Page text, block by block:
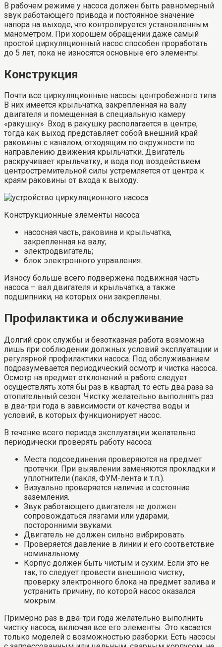
В рабочем режиме у насоса должен быть равномерный
звук работающего привода и постоянное значение
напора на выходе, что контролируется установленным
манометром. При хорошем обращении даже самый
простой циркуляционный насос способен проработать
до 5 лет, пока не износятся основные его элементы.
Конструкция
Почти все циркуляционные насосы центробежного типа.
В них имеется крыльчатка, закрепленная на валу
двигателя и помещенная в специальную камеру
«ракушку». Вход в ракушку располагается в центре,
тогда как выход представляет собой внешний край
раковины с каналом, отходящим по окружности по
направлению движения крыльчатки. Двигатель
раскручивает крыльчатку, и вода под воздействием
центростремительной силы устремляется от центра к
краям раковины от входа к выходу.
Конструкционные элементы насоса:
насосная часть, раковина и крыльчатка,
закрепленная на валу;
электродвигатель;
блок электронного управления.
Износу больше всего подвержена подвижная часть
насоса – вал двигателя и крыльчатка, а также
подшипники, на которых они закреплены.
Профилактика и обслуживание
Долгий срок службы и безотказная работа возможна
лишь при соблюдении должных условий эксплуатации и
регулярной профилактики насоса. Под обслуживанием
подразумевается периодический осмотр и чистка насоса.
Осмотр на предмет отклонений в работе следует
осуществлять хотя бы раз в квартал, то есть два раза за
отопительный сезон. Чистку желательно выполнять раз
в два-три года в зависимости от качества воды и
условий, в которых функционирует насос.
В течение всего периода эксплуатации желательно
периодически проверять работу насоса:
Места подсоединения проверяются на предмет
протечки. При выявлении заменяются прокладки и
уплотнители (пакля, ФУМ-лента и т.п.).
Визуально проверяется наличие и состояние
заземления.
Звук работающего двигателя не должен
сопровождаться лязгами или ударами,
посторонними звуками.
Двигатель не должен сильно вибрировать.
Проверяется давление в линии и его соответствие
номинальному.
Корпус должен быть чистым и сухим. Если это не
так, то следует провести внешнюю чистку,
проверку электронного блока на предмет залива и
устранить причину, по которой насос оказался
мокрым.
Примерно раз в два-три года желательно выполнить
чистку насоса, включая все его элементы. Это касается
только моделей с возможностью разборки. Есть насосы